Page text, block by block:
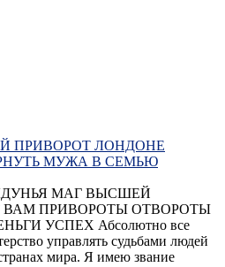
ПРИВОРОТ ЛОНДОНЕ
МУЖА В СЕМЬЮ
МАГ ВЫСШЕЙ
ВАМ ПРИВОРОТЫ ОТВОРОТЫ
УСПЕХ Абсолютно все
управлять судьбами людей
мира. Я имею звание